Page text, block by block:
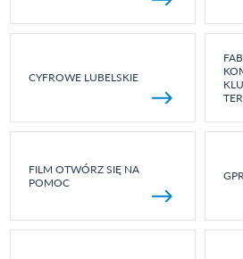
CYFROWE LUBELSKIE
FILM OTWÓRZ SIĘ NA
POMOC